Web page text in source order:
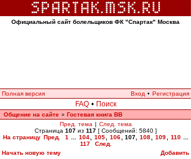
Официальный сайт болельщиков ФК "Спартак" Москва
Полная версия Вход • Регистрация
FAQ • Поиск
Общение на сайте » Гостевая книга ВВ
Пред. тема | След. тема
Страница 107из 117[ Сообщений: 5840 ]
На страницу Пред. 1 104 105 106 107 108 109 110
117
След.
Начать новую тему
Добавить